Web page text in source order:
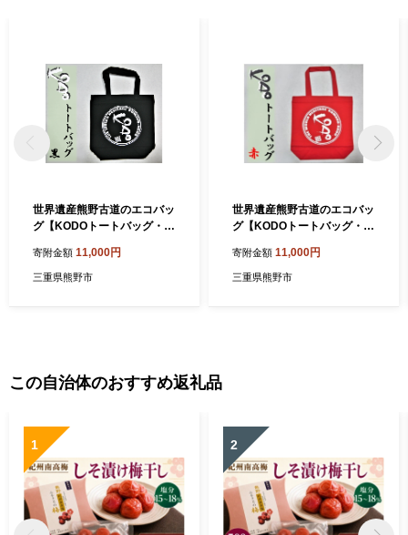
世界遺産熊野古道のエコバッ
グ【KODOトートバッグ・
寄附金額 11,000円
三重県熊野市
世界遺産熊野古道のエコバッ
グ【KODOトートバッグ・
寄附金額 11,000円
三重県熊野市
この自治体のおすすめ返礼品
1 2